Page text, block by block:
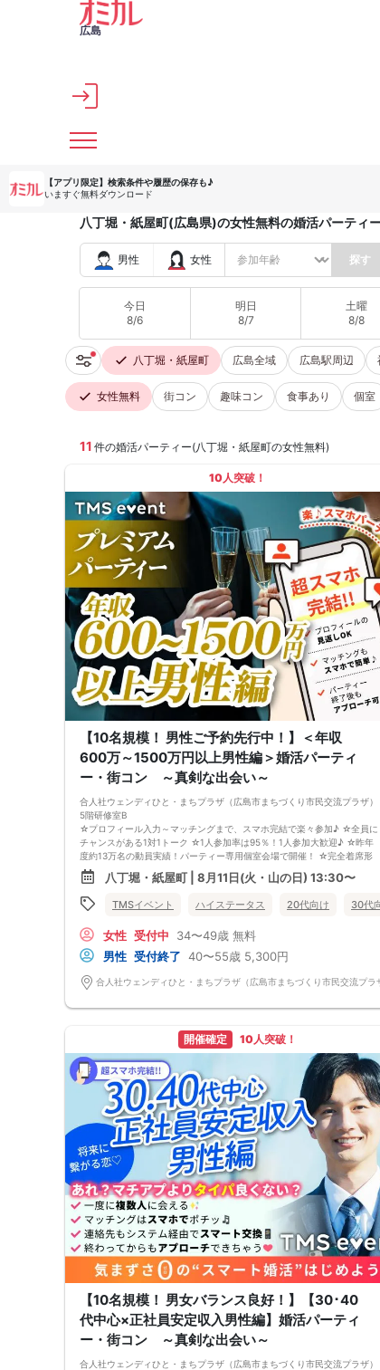
メインコンテンツへスキップ
広島
【アプリ限定】 検索条件や履歴の保存も♪
いますぐ無料ダウンロード
八丁堀・紙屋町(広島県)の女性無料の婚活パーティ
男性 女性 探す
今日
8/6
明日
8/7
土曜
8/8
八丁堀・紙屋町 広島全域 広島駅周辺
女性無料 街コン 趣味コン 食事あり 個室
11 件の婚活パーティー(八丁堀・紙屋町の女性無料)
10人突破！
【10名規模！ 男性ご予約先行中！】＜年収
600万～1500万円以上男性編＞婚活パーティ
ー・街コン ～真剣な出会い～
合人社ウェンディひと・まちプラザ（広島市まちづくり市民交流プラザ）
5階研修室B
☆プロフィール入力～マッチングまで、スマホ完結で楽々参加♪ ☆全員に
チャンスがある1対1トーク ☆1人参加率は95％！1人参加大歓迎♪ ☆昨年
度約13万名の動員実績！パーティー専用個室会場で開催！ ☆完全着席形
式＆スタッフによる席替案内を徹底！ ☆イベント後も気になる異性に連
絡先が送れる♪（※アフターアプローチ機能） スタッフの進行で全員の方
とお話できるので、フリータイムで放置されて人気の方と一度もお話でき
ずに気が付いたらイベント終了・・・ということは一切ありません！
なります） ・最新版Google Chromeか最新版Safariを使用可能なスマホ
（こちらのパーティーはスマホを使用したパーティーになります。システ
ムの関係上、カードスタイルに切り替えて催行する場合がございます。）
・なるべくお釣銭がでないようご用意いただけますと幸いです。 【ご参
加前にご確認ください】 ・Wi-Fiの用意はありませんので、ネット環境が
万全でない場合にはご参加いただけません。 ・充電器の貸し出しは行っ
ております。お車でお越しになる場合は開始時間に間に合うよう、必ず余
裕をもったご来場をお願いいたします。 ※集客状況に応じてサムネイル等
が変更になる場合がございます。 参加年齢と参加条件は変更されません
のでご安心ください。
八丁堀・紙屋町 | 8月11日(火・山の日) 13:30〜
TMSイベント ハイステータス 20代向け 30代
女性 受付中 34〜49歳 無料
男性 受付終了 40〜55歳 5,300円
開催確定 10人突破！
【10名規模！ 男女バランス良好！】【30･40
代中心×正社員安定収入男性編】婚活パーティ
ー・街コン ～真剣な出会い～
合人社ウェンディひと・まちプラザ（広島市まちづくり市民交流プラザ）